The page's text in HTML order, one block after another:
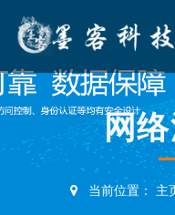
网
当前位置：主